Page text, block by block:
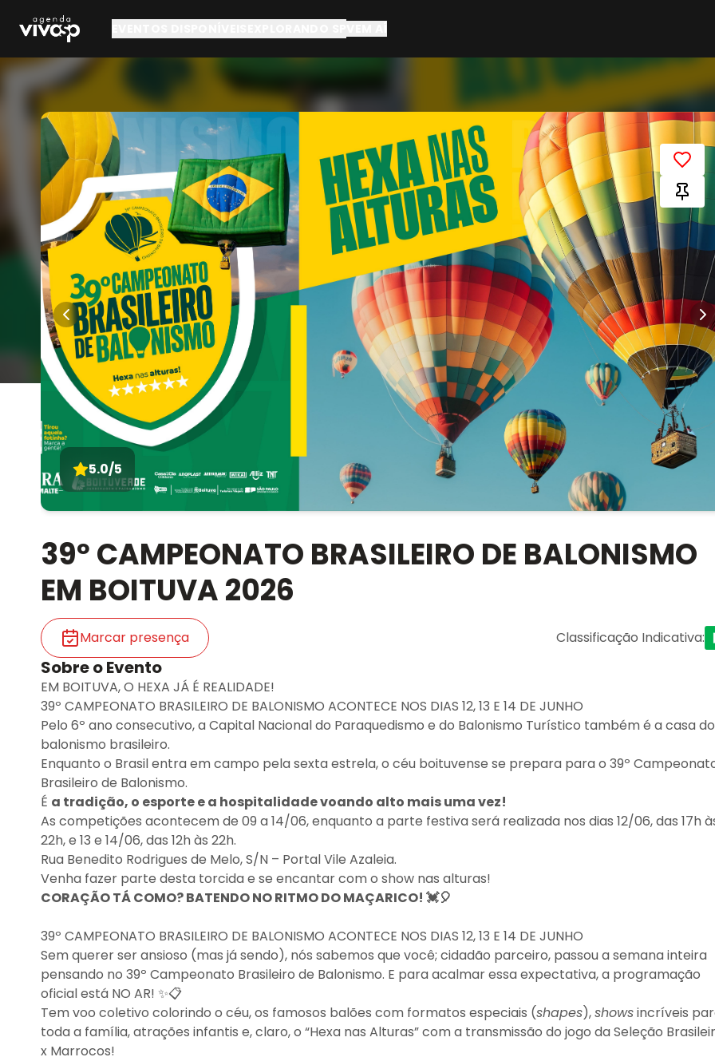
5.0/5
39º CAMPEONATO BRASILEIRO DE BALONISMO
EM BOITUVA 2026
Marcar presença Classificação Indicativa:
Sobre o Evento
EM BOITUVA, O HEXA JÁ É REALIDADE!
39º CAMPEONATO BRASILEIRO DE BALONISMO ACONTECE NOS DIAS 12, 13 E 14 DE JUNHO
Pelo 6º ano consecutivo, a Capital Nacional do Paraquedismo e do Balonismo Turístico também é a casa do
balonismo brasileiro.
Enquanto o Brasil entra em campo pela sexta estrela, o céu boituvense se prepara para o 39º
Brasileiro de Balonismo.
É a tradição, o esporte e a hospitalidade voando alto mais uma vez!
As competições acontecem de 09 a 14/06, enquanto a parte festiva será realizada nos dias 12/06, das 17h
22h, e 13 e 14/06, das 12h às 22h.
Rua Benedito Rodrigues de Melo, S/N – Portal Vile Azaleia.
Venha fazer parte desta torcida e se encantar com o show nas alturas!
CORAÇÃO TÁ COMO? BATENDO NO RITMO DO MAÇARICO! 💓🎈
39º CAMPEONATO BRASILEIRO DE BALONISMO ACONTECE NOS DIAS 12, 13 E 14 DE JUNHO
Sem querer ser ansioso (mas já sendo), nós sabemos que você; cidadão parceiro, passou a semana inteira
pensando no 39º Campeonato Brasileiro de Balonismo. E para acalmar essa expectativa, a programação
oficial está NO AR! ✨📋
Tem voo coletivo colorindo o céu, os famosos balões com formatos especiais (shapes),showsincríveis
toda a família, atrações infantis e, claro, o “Hexa nas Alturas” com a transmissão do jogo da Seleção
x Marrocos!